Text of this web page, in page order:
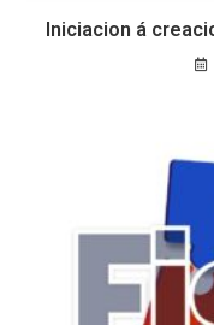
Iniciacion á